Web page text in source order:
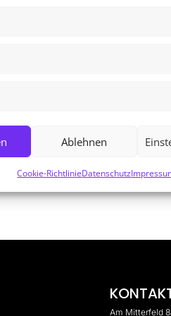
Ablehnen
Cookie-RichtlinieDatenschutz
nicht, es zieht nicht,
An der Struktur. In diesem
Am Mitterfeld